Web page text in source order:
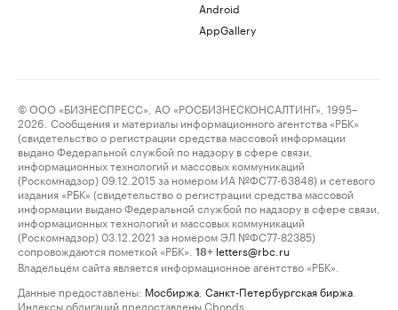
Android
AppGallery
© ООО «БИЗНЕСПРЕСС», АО «РОСБИЗНЕСКОНСАЛТИНГ», 1995–
2026. Сообщения и материалы информационного агентства «РБК»
(свидетельство о регистрации средства массовой информации
выдано Федеральной службой по надзору в сфере связи,
информационных технологий и массовых коммуникаций
(Роскомнадзор) 09.12.2015 за номером ИА №ФС77-63848) и сетевого
издания «РБК» (свидетельство о регистрации средства массовой
информации выдано Федеральной службой по надзору в сфере связи,
информационных технологий и массовых коммуникаций
(Роскомнадзор) 03.12.2021 за номером ЭЛ №ФС77-82385)
сопровождаются пометкой «РБК».
18+ letters@rbc.ru
Владельцем сайта является информационное агентство «РБК».
Данные предоставлены: Мосбиржа Санкт-Петербургская биржа
Индексы облигаций предоставлены Cbonds.